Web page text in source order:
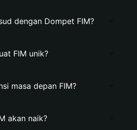
dengan Dompet FIM?
FIM unik?
masa depan FIM?
akan naik?